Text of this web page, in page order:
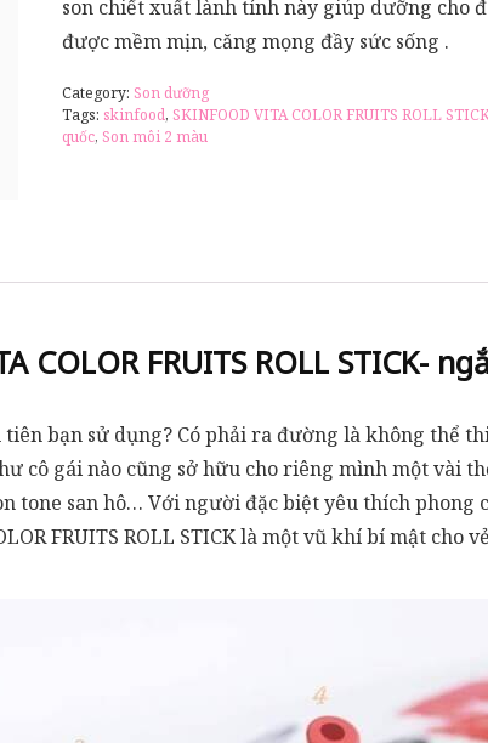
son chiết xuất lành tính này giúp dưỡng cho
được mềm mịn, căng mọng đầy sức sống .
Category: Son dưỡng
Tags: skinfood, SKINFOOD VITA COLOR FRUITS ROLL
quốc, Son môi 2 màu
COLOR FRUITS ROLL STICK-
bạn sử dụng? Có phải ra đường là không thể
cô gái nào cũng sở hữu cho riêng mình một vài
tone san hô… Với người đặc biệt yêu thích
FRUITS ROLL STICK là một vũ khí bí mật cho